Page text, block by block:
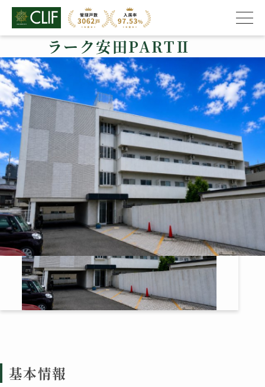
ラーク安田PARTⅡ
株式会社クライフ 管理物件の紹介>南区>ラーク安田PARTⅡ
ラーク安田PARTⅡ
基本情報